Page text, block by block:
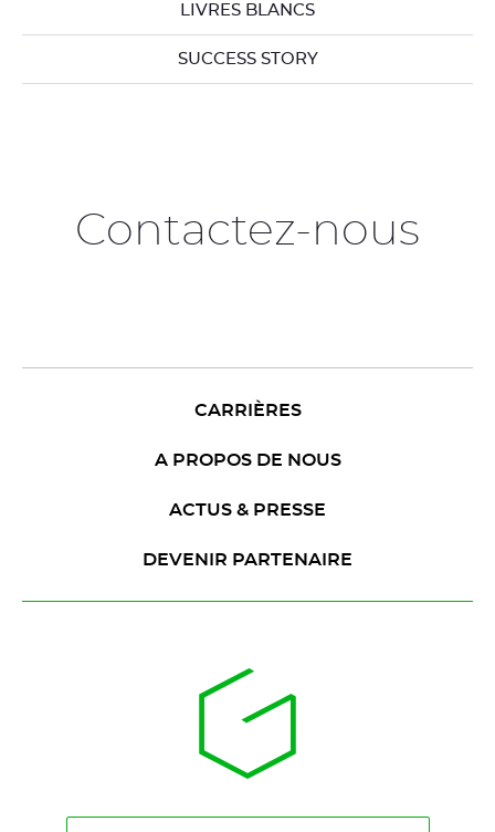
LIVRES BLANCS
SUCCESS STORY
Contactez-nous
CARRIÈRES
A PROPOS DE NOUS
ACTUS & PRESSE
DEVENIR PARTENAIRE